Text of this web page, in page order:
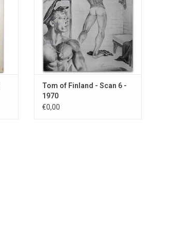
Tom of Finland - Scan 6 -
1970
€0,00